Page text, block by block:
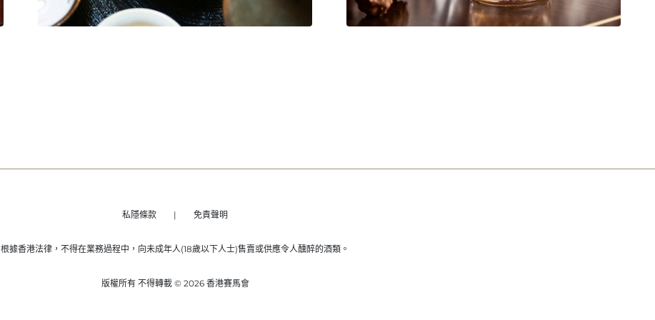
清酒
私隱條款 免責聲明
根據香港法律，不得在業務過程中，向未成年人(18歲以下人士)售賣或供應令人醺醉的酒類。
版權所有 不得轉載 © 2026 香港賽馬會